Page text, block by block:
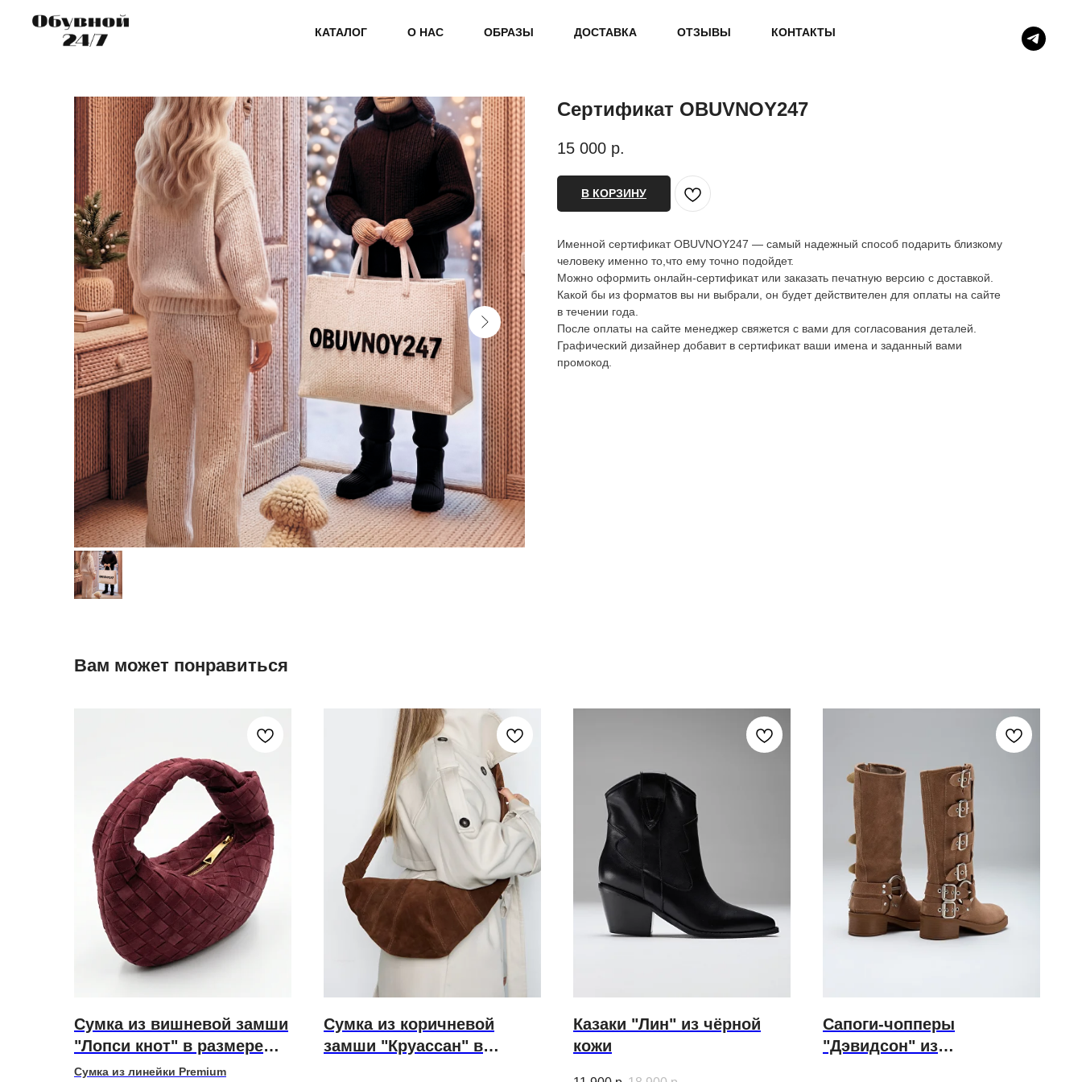
КАТАЛОГ О НАС ОБРАЗЫ ДОСТАВКА ОТЗЫВЫ КОНТАКТЫ
Сертификат OBUVNOY247
15 000 р.
В КОРЗИНУ
Именной сертификат OBUVNOY247 — самый надежный способ подарить близкому
человеку именно то,что ему точно подойдет.
Можно оформить онлайн-сертификат или заказать печатную версию с доставкой.
Какой бы из форматов вы ни выбрали, он будет действителен для оплаты на сайте
в течении года.
После оплаты на сайте менеджер свяжется с вами для согласования деталей.
Графический дизайнер добавит в сертификат ваши имена и заданный вами
промокод.
Вам может понравиться
Сумка из вишневой замши
"Лопси кнот" в размере
мини
Cумка из линейки Premium
Сумка из коричневой
замши "Круассан" в
Казаки "Лин" из чёрной
кожи
Сапоги-чопперы
"Дэвидсон" из